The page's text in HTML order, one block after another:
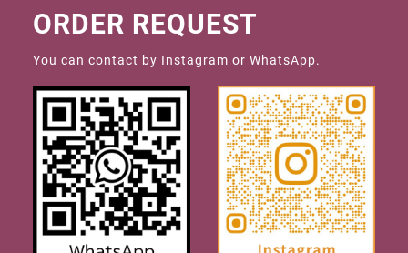
ORDER REQUEST
You can contact by Instagram or WhatsApp.